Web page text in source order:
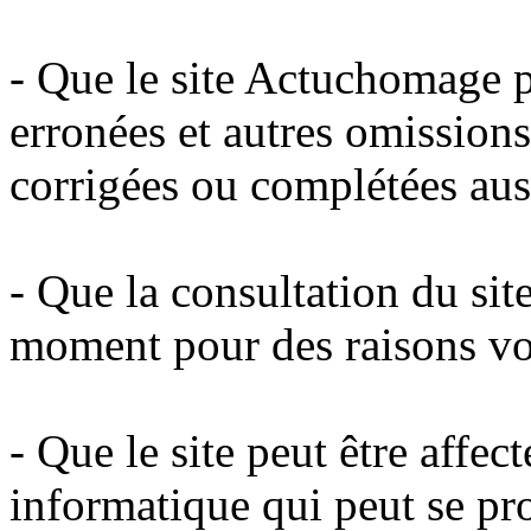
- Que le site Actuchomage
erronées et autres
corrigées ou complétées
- Que la consultation du
moment pour des raisons
- Que le site peut être
informatique qui peut se